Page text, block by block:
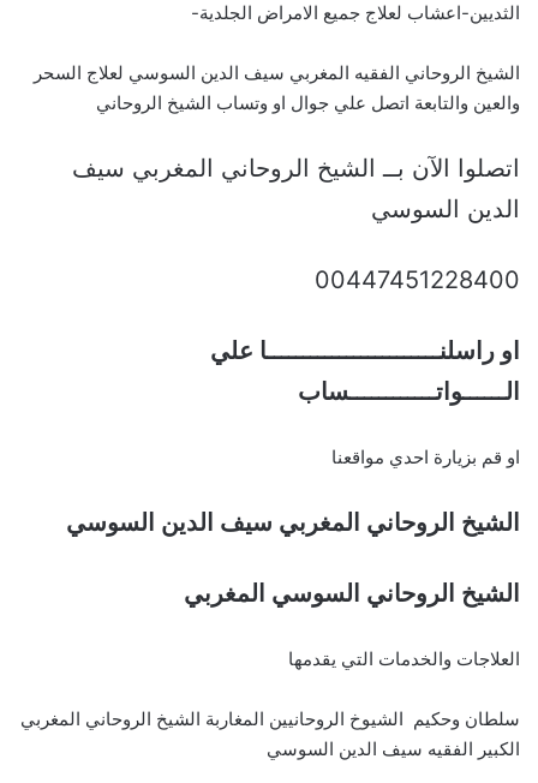
الثديين-اعشاب لعلاج جميع الامراض الجلدية-
الشيخ الروحاني الفقيه المغربي سيف الدين السوسي لعلاج السحر
والعين والتابعة اتصل علي جوال او وتساب الشيخ الروحاني
اتصلوا الآن بــ الشيخ الروحاني المغربي سيف
الدين السوسي
00447451228400
او راسلنــــــــــــــــــــــــا علي
الــــــواتــــــــــــساب
او قم بزيارة احدي مواقعنا
الشيخ الروحاني المغربي سيف الدين السوسي
الشيخ الروحاني السوسي المغربي
العلاجات والخدمات التي يقدمها
سلطان وحكيم الشيوخ الروحانيين المغاربة الشيخ الروحاني المغربي
الكبير الفقيه سيف الدين السوسي